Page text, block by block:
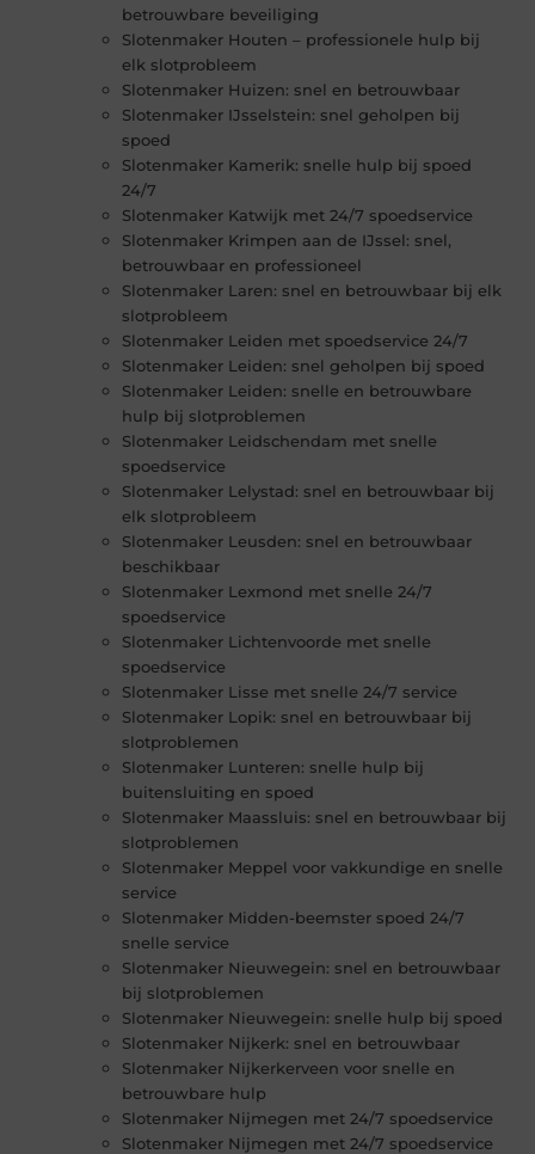
betrouwbare beveiliging
Slotenmaker Houten – professionele hulp bij
elk slotprobleem
Slotenmaker Huizen: snel en betrouwbaar
Slotenmaker IJsselstein: snel geholpen bij
spoed
Slotenmaker Kamerik: snelle hulp bij spoed
24/7
Slotenmaker Katwijk met 24/7 spoedservice
Slotenmaker Krimpen aan de IJssel: snel,
betrouwbaar en professioneel
Slotenmaker Laren: snel en betrouwbaar bij elk
slotprobleem
Slotenmaker Leiden met spoedservice 24/7
Slotenmaker Leiden: snel geholpen bij spoed
Slotenmaker Leiden: snelle en betrouwbare
hulp bij slotproblemen
Slotenmaker Leidschendam met snelle
spoedservice
Slotenmaker Lelystad: snel en betrouwbaar bij
elk slotprobleem
Slotenmaker Leusden: snel en betrouwbaar
beschikbaar
Slotenmaker Lexmond met snelle 24/7
spoedservice
Slotenmaker Lichtenvoorde met snelle
spoedservice
Slotenmaker Lisse met snelle 24/7 service
Slotenmaker Lopik: snel en betrouwbaar bij
slotproblemen
Slotenmaker Lunteren: snelle hulp bij
buitensluiting en spoed
Slotenmaker Maassluis: snel en betrouwbaar bij
slotproblemen
Slotenmaker Meppel voor vakkundige en snelle
service
Slotenmaker Midden-beemster spoed 24/7
snelle service
Slotenmaker Nieuwegein: snel en betrouwbaar
bij slotproblemen
Slotenmaker Nieuwegein: snelle hulp bij spoed
Slotenmaker Nijkerk: snel en betrouwbaar
Slotenmaker Nijkerkerveen voor snelle en
betrouwbare hulp
Slotenmaker Nijmegen met 24/7 spoedservice
Slotenmaker Nijmegen met 24/7 spoedservice